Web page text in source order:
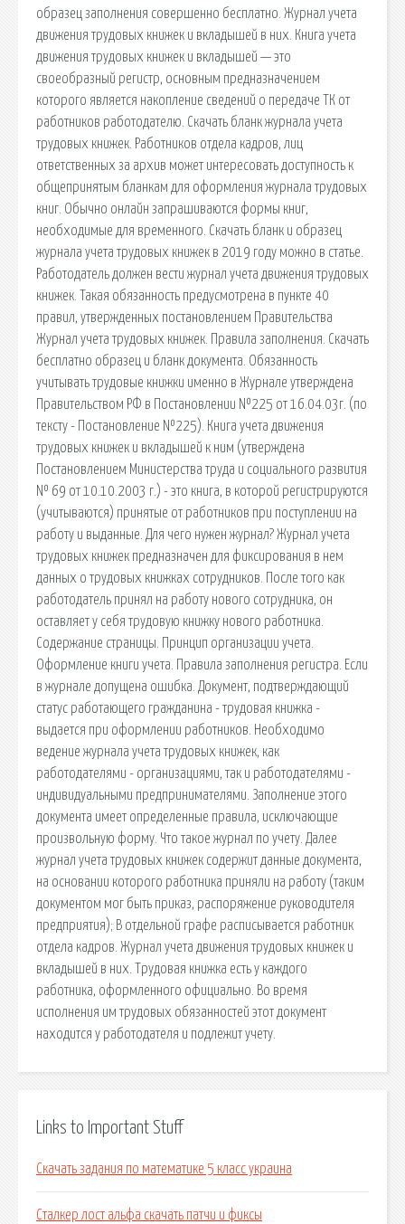
образец заполнения совершенно бесплатно. Журнал учета
движения трудовых книжек и вкладышей в них. Книга учета
движения трудовых книжек и вкладышей — это
своеобразный регистр, основным предназначением
которого является накопление сведений о передаче ТК от
работников работодателю. Скачать бланк журнала учета
трудовых книжек. Работников отдела кадров, лиц
ответственных за архив может интересовать доступность к
общепринятым бланкам для оформления журнала трудовых
книг. Обычно онлайн запрашиваются формы книг,
необходимые для временного. Скачать бланк и образец
журнала учета трудовых книжек в 2019 году можно в статье.
Работодатель должен вести журнал учета движения трудовых
книжек. Такая обязанность предусмотрена в пункте 40
правил, утвержденных постановлением Правительства
Журнал учета трудовых книжек. Правила заполнения. Скачать
бесплатно образец и бланк документа. Обязанность
учитывать трудовые книжки именно в Журнале утверждена
Правительством РФ в Постановлении №225 от 16.04.03г. (по
тексту - Постановление №225). Книга учета движения
трудовых книжек и вкладышей к ним (утверждена
Постановлением Министерства труда и социального развития
№ 69 от 10.10.2003 г.) - это книга, в которой регистрируются
(учитываются) принятые от работников при поступлении на
работу и выданные. Для чего нужен журнал? Журнал учета
трудовых книжек предназначен для фиксирования в нем
данных о трудовых книжках сотрудников. После того как
работодатель принял на работу нового сотрудника, он
оставляет у себя трудовую книжку нового работника.
Содержание страницы. Принцип организации учета.
Оформление книги учета. Правила заполнения регистра. Если
в журнале допущена ошибка. Документ, подтверждающий
статус работающего гражданина - трудовая книжка -
выдается при оформлении работников. Необходимо
ведение журнала учета трудовых книжек, как
работодателями - организациями, так и работодателями -
индивидуальными предпринимателями. Заполнение этого
документа имеет определенные правила, исключающие
произвольную форму. Что такое журнал по учету. Далее
журнал учета трудовых книжек содержит данные документа,
на основании которого работника приняли на работу (таким
документом мог быть приказ, распоряжение руководителя
предприятия); В отдельной графе расписывается работник
отдела кадров. Журнал учета движения трудовых книжек и
вкладышей в них. Трудовая книжка есть у каждого
работника, оформленного официально. Во время
исполнения им трудовых обязанностей этот документ
находится у работодателя и подлежит учету.
Links to Important Stuff
Скачать задания по математике 5 класс украина
Сталкер лост альфа скачать патчи и фиксы